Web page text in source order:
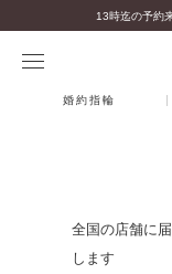
婚約指輪
全国の店舗に
します